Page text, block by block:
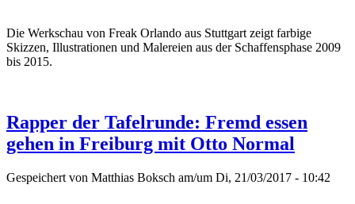
Die Werkschau von Freak Orlando aus Stuttgart zeigt farbige
Skizzen, Illustrationen und Malereien aus der Schaffensphase 2009
bis 2015.
Rapper der Tafelrunde: Fremd essen
gehen in Freiburg mit Otto Normal
Gespeichert von Matthias Boksch am/um Di, 21/03/2017 - 10:42